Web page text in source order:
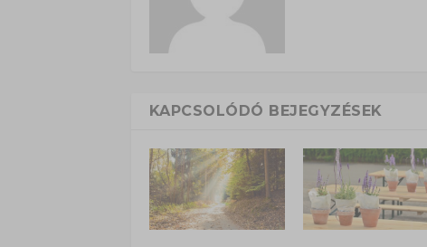
KAPCSOLÓDÓ BEJEGYZÉSEK